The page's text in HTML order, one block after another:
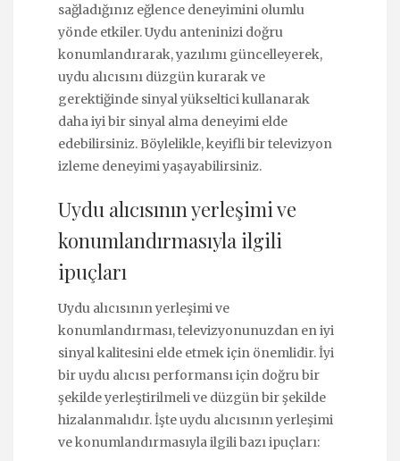
sağladığınız eğlence deneyimini olumlu
yönde etkiler. Uydu anteninizi doğru
konumlandırarak, yazılımı güncelleyerek,
uydu alıcısını düzgün kurarak ve
gerektiğinde sinyal yükseltici kullanarak
daha iyi bir sinyal alma deneyimi elde
edebilirsiniz. Böylelikle, keyifli bir televizyon
izleme deneyimi yaşayabilirsiniz.
Uydu alıcısının yerleşimi ve
konumlandırmasıyla ilgili
ipuçları
Uydu alıcısının yerleşimi ve
konumlandırması, televizyonunuzdan en iyi
sinyal kalitesini elde etmek için önemlidir. İyi
bir uydu alıcısı performansı için doğru bir
şekilde yerleştirilmeli ve düzgün bir şekilde
hizalanmalıdır. İşte uydu alıcısının yerleşimi
ve konumlandırmasıyla ilgili bazı ipuçları: